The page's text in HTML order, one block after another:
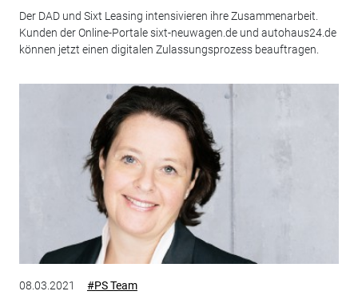
Der DAD und Sixt Leasing intensivieren ihre Zusammenarbeit.
Kunden der Online-Portale sixt-neuwagen.de und autohaus24.de
können jetzt einen digitalen Zulassungsprozess beauftragen.
08.03.2021 #PS Team